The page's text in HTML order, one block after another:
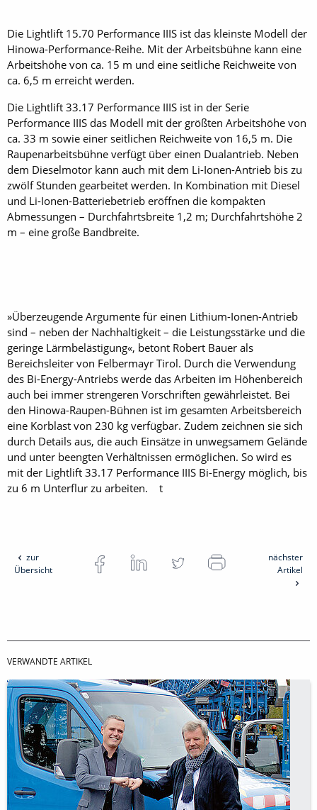
Die Lightlift 15.70 Performance IIIS ist das kleinste Modell der
Hinowa-Performance-Reihe. Mit der Arbeitsbühne kann eine
Arbeitshöhe von ca. 15 m und eine seitliche Reichweite von
ca. 6,5 m erreicht werden.
Die Lightlift 33.17 Performance IIIS ist in der Serie
Performance IIIS das Modell mit der größten Arbeitshöhe von
ca. 33 m sowie einer seitlichen Reichweite von 16,5 m. Die
Raupenarbeitsbühne verfügt über einen Dualantrieb. Neben
dem Dieselmotor kann auch mit dem Li-Ionen-Antrieb bis zu
zwölf Stunden gearbeitet werden. In Kombination mit Diesel
und Li-Ionen-Batteriebetrieb eröffnen die kompakten
Abmessungen – Durchfahrtsbreite 1,2 m; Durchfahrtshöhe 2
m – eine große Bandbreite.
»Überzeugende Argumente für einen Lithium-Ionen-Antrieb
sind – neben der Nachhaltigkeit – die Leistungsstärke und die
geringe Lärmbelästigung«, betont Robert Bauer als
Bereichsleiter von Felbermayr Tirol. Durch die Verwendung
des Bi-Energy-Antriebs werde das Arbeiten im Höhenbereich
auch bei immer strengeren Vorschriften gewährleistet. Bei
den Hinowa-Raupen-Bühnen ist im gesamten Arbeitsbereich
eine Korblast von 230 kg verfügbar. Zudem zeichnen sie sich
durch Details aus, die auch Einsätze in unwegsamem Gelände
und unter beengten Verhältnissen ermöglichen. So wird es
mit der Lightlift 33.17 Performance IIIS Bi-Energy möglich, bis
zu 6 m Unterflur zu arbeiten. t
zur
Übersicht
nächster
Artikel
VERWANDTE ARTIKEL